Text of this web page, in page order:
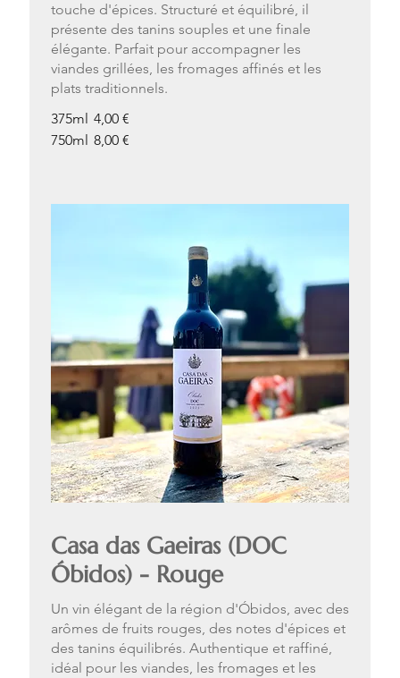
touche d'épices. Structuré et équilibré, il
présente des tanins souples et une finale
élégante. Parfait pour accompagner les
viandes grillées, les fromages affinés et les
plats traditionnels.
375ml 4,00 €
750ml 8,00 €
Casa das Gaeiras (DOC
Óbidos) - Rouge
Un vin élégant de la région d'Óbidos, avec des
arômes de fruits rouges, des notes d'épices et
des tanins équilibrés. Authentique et raffiné,
idéal pour les viandes, les fromages et les